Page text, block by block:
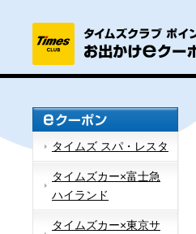
タイムズ スパ・レスタ
タイムズカー×富士急
ハイランド
タイムズカー×東京サ